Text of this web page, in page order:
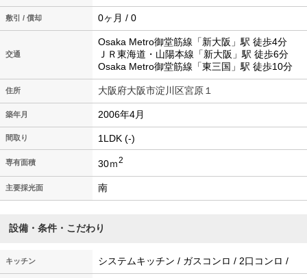
敷引 / 償却 0ヶ月 / 0
交通
Osaka Metro御堂筋線「新大阪」駅 徒歩4分
ＪＲ東海道・山陽本線「新大阪」駅 徒歩6分
Osaka Metro御堂筋線「東三国」駅 徒歩10分
住所 大阪府大阪市淀川区宮原１
築年月 2006年4月
間取り 1LDK (-)
専有面積 30ｍ2
主要採光面 南
設備・条件・こだわり
キッチン システムキッチン / ガスコンロ / 2口コンロ /